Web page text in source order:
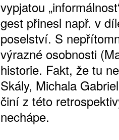
vypjatou
gest přinesl např. v
poselství. S
výrazné osobnosti
historie. Fakt, že tu
Skály, Michala
činí z této
nechápe.